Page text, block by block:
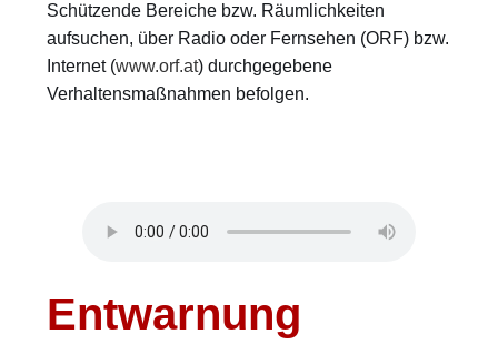
Schützende Bereiche bzw. Räumlichkeiten
aufsuchen, über Radio oder Fernsehen (ORF) bzw.
Internet (www.orf.at) durchgegebene
Verhaltensmaßnahmen befolgen.
Entwarnung